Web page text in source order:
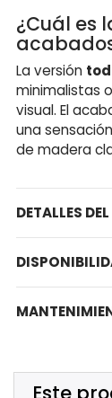
¿Cuál es
La versión
minimalistas
visual. El
una
de madera
DETALLES